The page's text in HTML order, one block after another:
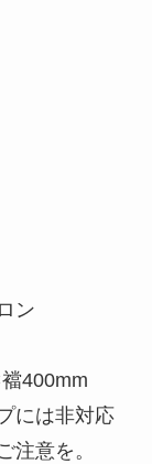
ン
400mm
には非対応
意を。